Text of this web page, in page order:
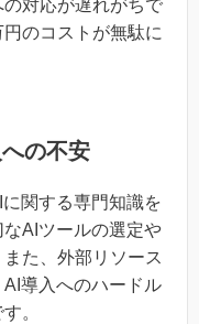
対応が遅れがちで
のコストが無駄に
の不安
関する専門知識を
AIツールの選定や
た、外部リソース
導入へのハードル
。